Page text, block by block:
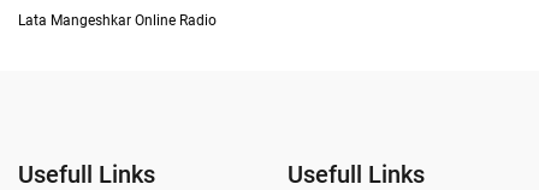
Lata Mangeshkar Online Radio
Usefull Links Usefull Links